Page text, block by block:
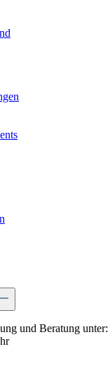
und Beratung unter: